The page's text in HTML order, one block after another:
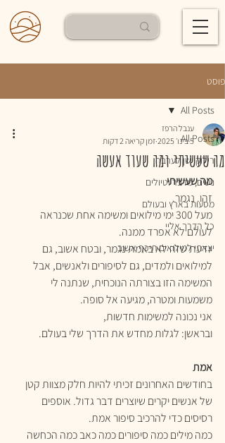
פוסט
All Posts
רילוקיישן לערבה
נשים, מדבר וטיולים
מסעות בארץ ובעולם
כל הדרך אליי
יצאתי למילואים תיכף אשוב
All Posts
מה שעשיתי ומה שעוד אעשה
ענבל הרפז
5 בינו׳ 2025
זמן קריאה 2 דקות
מה שעשיתי
זהו. נגמר.
מעל 300 ימי מילואים ומשימה אחת שכנראה
לעולם לא אפרד ממנה.
יודעת שזה לא באמת נגמר, ובטח אשוב, גם
למילואים ולמדים, גם לסיפורים ולאנשים, אבל
המשימה הזו בצורתה הנוכחית, שנתנה לי
משמעות ומטרה, מגיעה אל סופה.
אני נכונה למשימות חדשות,
ובראשן: לגלות מחדש את הדרך שלי בעולם.
אמת
בחודשים האחרונים זכיתי להיות חלק מצוות קטן
של אנשים יקרים שיוצרים דבר גדול. אוספים
רסיסים כדי להרכיב סיפור אמת.
כמה מילים כמה סיפורים כמה כאב כמה הכחשה